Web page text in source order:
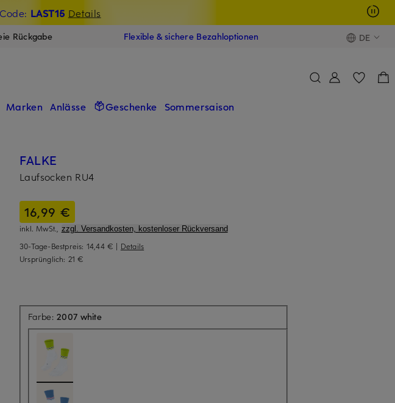
LAST15 Details
sichern
Rückgabe Flexible & sichere Bezahloptionen DE
Marken Anlässe Geschenke Sommersaison
FALKE
Laufsocken RU4
16,99 €
inkl. MwSt., zzgl. Versandkosten, kostenloser Rückversand
30-Tage-Bestpreis: 14,44 € | Details
Ursprünglich: 21 €
Farbe:2007 white